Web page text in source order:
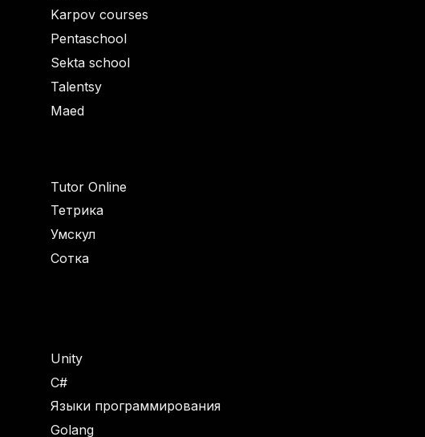
Karpov courses
Pentaschool
Sekta school
Talentsy
Maed
Tutor Online
Тетрика
Умскул
Сотка
Unity
C#
Языки программирования
Golang